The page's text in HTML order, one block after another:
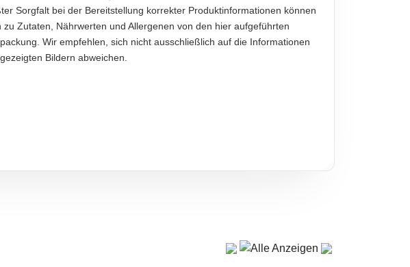
Sorgfalt bei der Bereitstellung korrekter Produktinformationen können
Zutaten, Nährwerten und Allergenen von den hier aufgeführten
Wir empfehlen, sich nicht ausschließlich auf die Informationen
Bildern abweichen.